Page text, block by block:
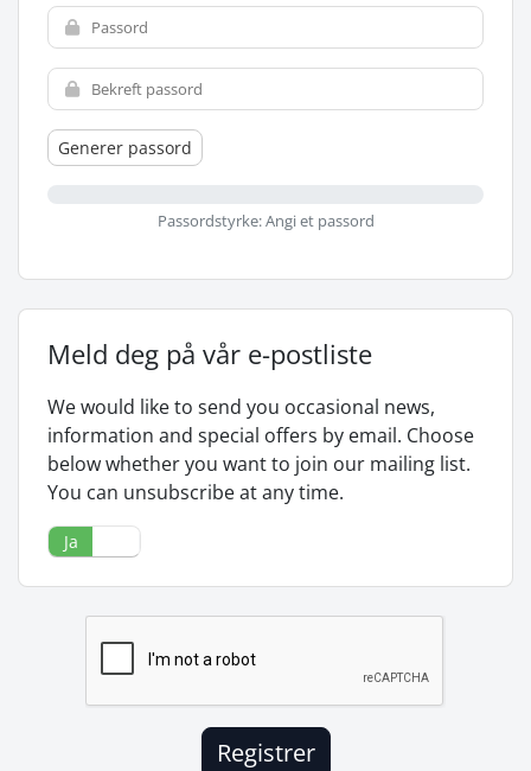
Generer passord
Passordstyrke: Angi et passord
Meld deg på vår e-postliste
We would like to send you occasional news,
information and special offers by email. Choose
below whether you want to join our mailing list.
You can unsubscribe at any time.
Ja